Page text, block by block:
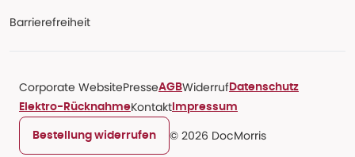
Barrierefreiheit
Corporate WebsitePresseAGBWiderruf Datenschutz
Elektro-RücknahmeKontakt Impressum
Bestellung widerrufen © 2026 DocMorris